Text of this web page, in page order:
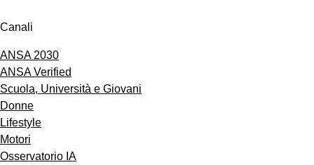
Canali
ANSA 2030
ANSA Verified
Scuola, Università e Giovani
Donne
Lifestyle
Motori
Osservatorio IA